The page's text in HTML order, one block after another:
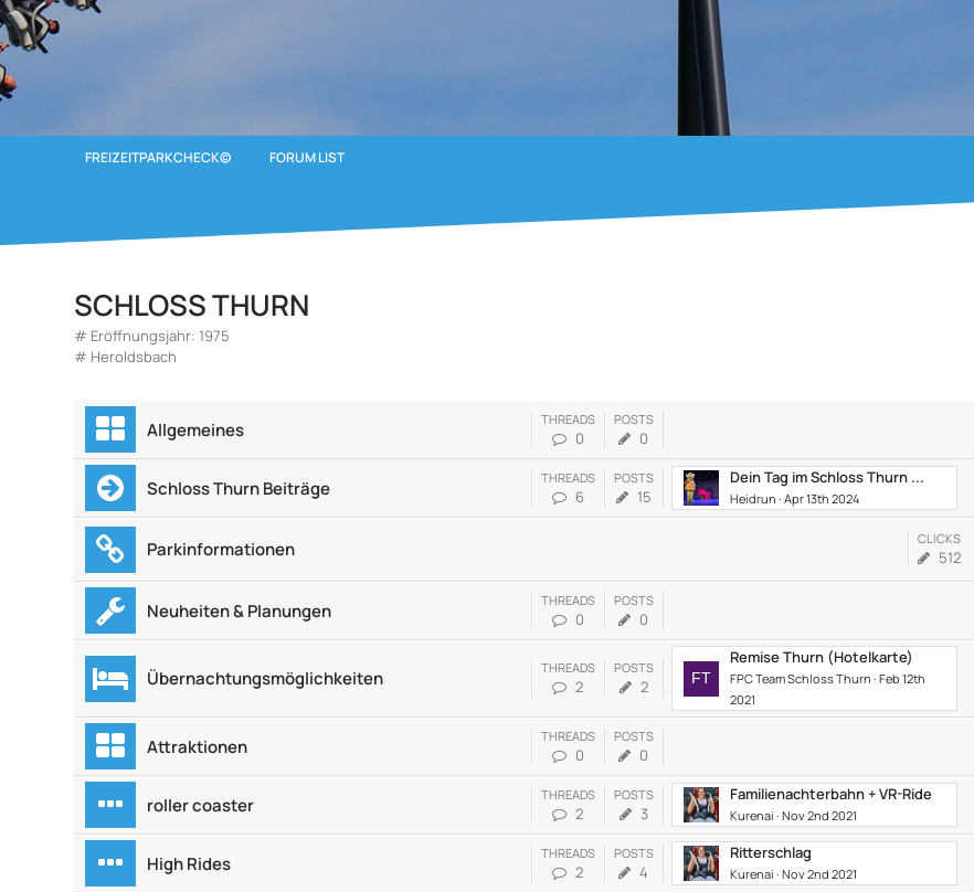
FREIZEITPARKCHECK© FORUM LIST
SCHLOSS THURN
# Eröffnungsjahr: 1975
# Heroldsbach
Allgemeines THREADS
0
POSTS
0
Schloss Thurn Beiträge THREADS
6
POSTS
15
Dein Tag im Schloss Thurn ...
Heidrun Apr 13th 2024
Parkinformationen CLICKS
512
Neuheiten & Planungen THREADS
0
POSTS
0
Übernachtungsmöglichkeiten THREADS
2
POSTS
2
Remise Thurn (Hotelkarte)
FPC Team Schloss Thurn Feb 12th
2021
Attraktionen THREADS
0
POSTS
0
roller coaster THREADS
2
POSTS
3
Familienachterbahn + VR-Ride
Kurenai Nov 2nd 2021
High Rides THREADS
2
POSTS
4
Ritterschlag
Kurenai Nov 2nd 2021